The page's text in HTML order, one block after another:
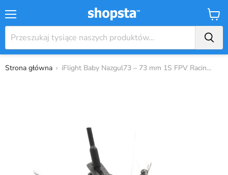
Strona główna › iFlight Baby Nazgul73 – 73 mm 1S FPV Racin...